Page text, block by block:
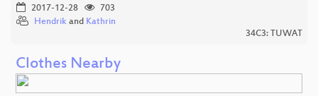
2017-12-28
703
Hendrik and Kathrin
34C3: TUWAT
Clothes Nearby